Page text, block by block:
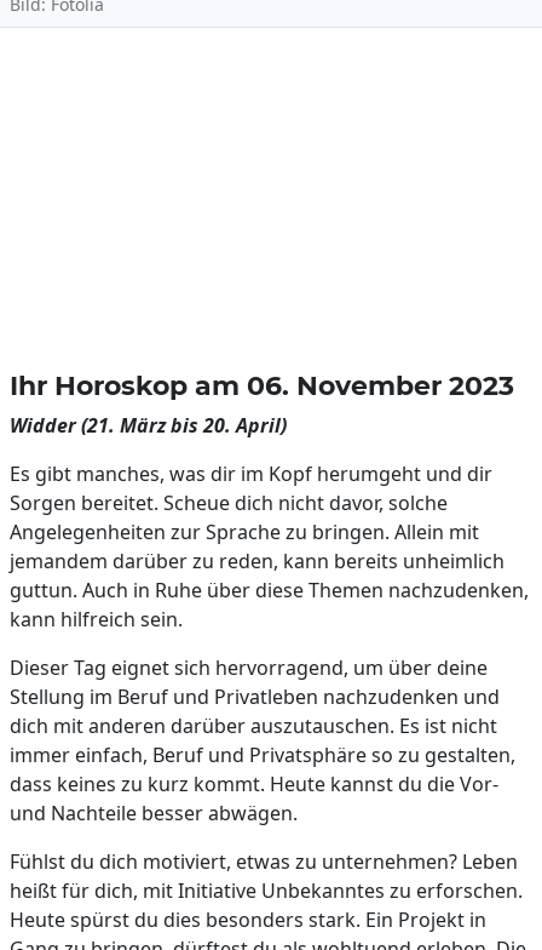
Ihr Horoskop am 06. November 2023
Widder (21. März bis 20. April)
Es gibt manches, was dir im Kopf herumgeht und dir
Sorgen bereitet. Scheue dich nicht davor, solche
Angelegenheiten zur Sprache zu bringen. Allein mit
jemandem darüber zu reden, kann bereits unheimlich
guttun. Auch in Ruhe über diese Themen nachzudenken,
kann hilfreich sein.
Dieser Tag eignet sich hervorragend, um über deine
Stellung im Beruf und Privatleben nachzudenken und
dich mit anderen darüber auszutauschen. Es ist nicht
immer einfach, Beruf und Privatsphäre so zu gestalten,
dass keines zu kurz kommt. Heute kannst du die Vor-
und Nachteile besser abwägen.
Fühlst du dich motiviert, etwas zu unternehmen? Leben
heißt für dich, mit Initiative Unbekanntes zu erforschen.
Heute spürst du dies besonders stark. Ein Projekt in